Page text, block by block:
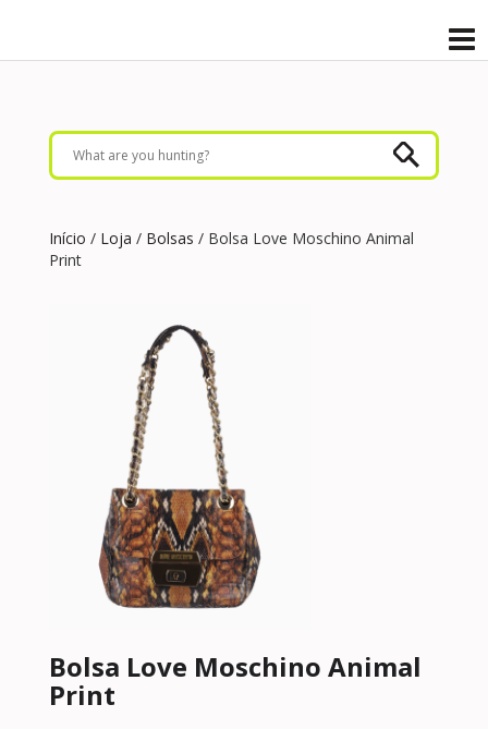
Início / Loja / Bolsas / Bolsa Love Moschino Animal
Print
Bolsa Love Moschino Animal
Print